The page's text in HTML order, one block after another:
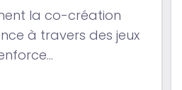
la co-création
à travers des jeux